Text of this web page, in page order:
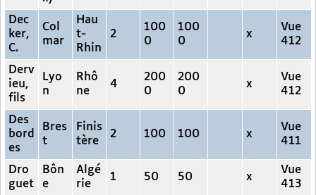
Dec
ker,
C.
Col
mar
Hau
t-
Rhin
2
100
0
100
0
x
Vue
412
Derv
ieu,
fils
Lyo
n
Rhô
ne
4
200
0
200
0
x
Vue
412
Des
bord
es
Bres
t
Finis
tère
2 100 100 x
Vue
411
Dro
guet
Bôn
e
Algé
rie
1 50 50 x
Vue
413